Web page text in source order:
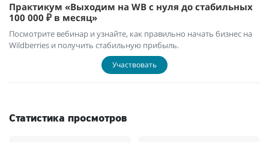
Практикум «Выходим на WB с нуля до стабильных
100 000 ₽ в месяц»
Посмотрите вебинар и узнайте, как правильно начать бизнес на
Wildberries и получить стабильную прибыль.
Участвовать
Статистика просмотров